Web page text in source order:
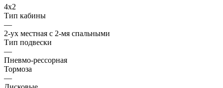
4x2
Тип кабины
—
2-ух местная с 2-мя спальными
Тип подвески
—
Пневмо-рессорная
Тормоза
—